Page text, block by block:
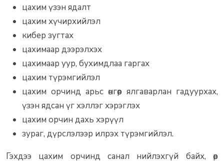
цахим үзэн ядалт
цахим хүчирхийлэл
кибер зугтах
цахимаар дээрэлхэх
цахимаар уур, бухимдлаа гаргах
цахим түрэмгийлэл
цахим орчинд арьс өнгөөр ялгаварлан гадуурхах,
үзэн ядсан үг хэллэг хэрэглэх
цахим орчин дахь хэрүүл
зураг, дүрслэлээр илрэх түрэмгийлэл.
Гэхдээ цахим орчинд санал нийлэхгүй байх, өөр